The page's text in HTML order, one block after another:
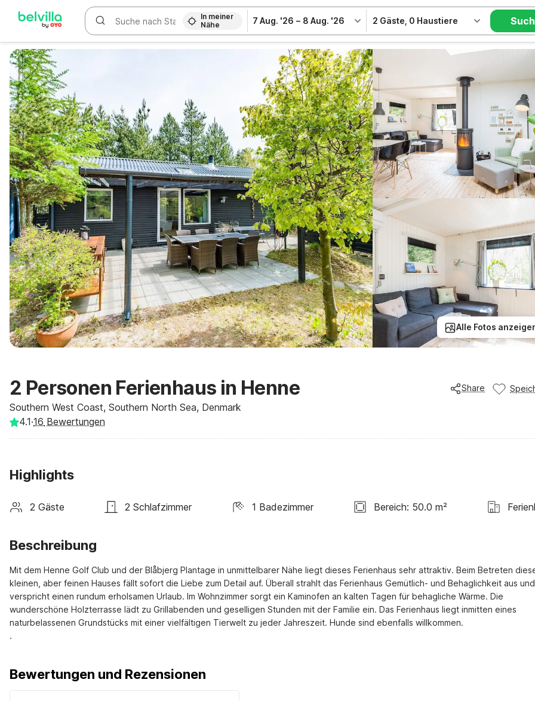
WIZARD MEMBER
In meiner
Nähe
7 Aug. '26 – 8 Aug. '26 2 Gäste 0 Haustiere
Alle Fotos
2 Personen Ferienhaus in Henne
Southern West Coast, Southern North Sea, Denmark
Share
4.1·16 Bewertungen
Highlights
2 Gäste 2 Schlafzimmer 1 Badezimmer Bereich: 50.0 m²
Beschreibung
Mit dem Henne Golf Club und der Blåbjerg Plantage in unmittelbarer Nähe liegt dieses Ferienhaus sehr attraktiv. Beim Betreten
kleinen, aber feinen Hauses fällt sofort die Liebe zum Detail auf. Überall strahlt das Ferienhaus Gemütlich- und Behaglichkeit aus und
verspricht einen rundum erholsamen Urlaub. Im Wohnzimmer sorgt ein Kaminofen an kalten Tagen für behagliche Wärme. Die
wunderschöne Holzterrasse lädt zu Grillabenden und geselligen Stunden mit der Familie ein. Das Ferienhaus liegt inmitten eines
naturbelassenen Grundstücks mit einer vielfältigen Tierwelt zu jeder Jahreszeit. Hunde sind ebenfalls willkommen.
.
Bewertungen und Rezensionen